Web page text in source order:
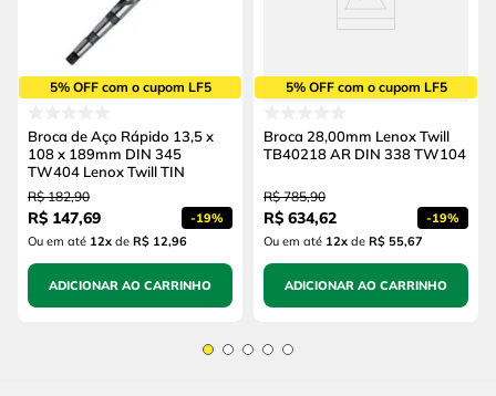
5% OFF com o cupom LF5
Broca de Aço Rápido 13,5 x
108 x 189mm DIN 345
TW404 Lenox Twill TIN
R$ 182,90
R$ 147,69 -19%
Ou em até 12x de R$ 12,96
ADICIONAR AO CARRINHO
5% OFF com o cupom LF5
Broca 28,00mm Lenox Twill
TB40218 AR DIN 338 TW104
R$ 785,90
R$ 634,62 -19%
Ou em até 12x de R$ 55,67
ADICIONAR AO CARRINHO